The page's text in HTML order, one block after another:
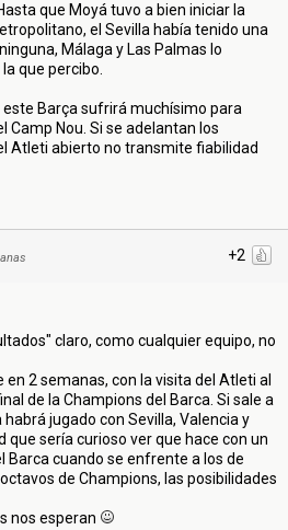
que Moyá tuvo a bien iniciar la
el Sevilla había tenido una
Málaga y Las Palmas lo
que percibo.
Barça sufrirá muchísimo para
Camp Nou. Si se adelantan los
Atleti abierto no transmite fiabilidad
+2
claro, como cualquier equipo, no
2 semanas, con la visita del Atleti al
de la Champions del Barca. Si sale a
jugado con Sevilla, Valencia y
que sería curioso ver que hace con un
Barca cuando se enfrente a los de
de Champions, las posibilidades
nos esperan